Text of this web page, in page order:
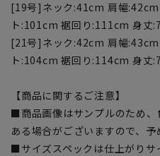
[19号]ネック:41cm 肩幅
ト:101cm 裾回り:111cm 身丈
[21号]ネック:42cm 肩幅
ト:104cm 裾回り:114cm 身丈
【商品に関するご注意】
■商品画像はサンプルのため
ある場合がございますので、予
■サイズスペックは仕上がりサ